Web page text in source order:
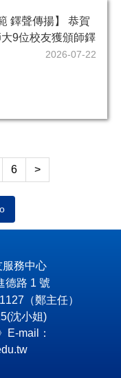
鐸聲傳揚】 恭賀
9位校友獲頒師鐸
2026-07-22
6 >
務中心
德路 1 號
（鄭主任）
沈小姐)
E-mail：